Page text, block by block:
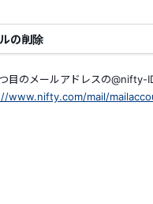
の削除
目のメールアドレスの@nifty-
www.nifty.com/mail/